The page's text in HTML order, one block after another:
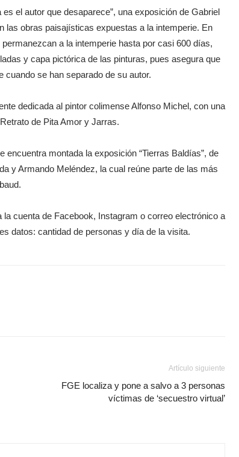
el autor que desaparece”, una exposición de Gabriel
las obras paisajísticas expuestas a la intemperie. En
a la intemperie hasta por casi 600 días,
y capa pictórica de las pinturas, pues asegura que
cuando se han separado de su autor.
dedicada al pintor colimense Alfonso Michel, con una
de Pita Amor y Jarras.
montada la exposición “Tierras Baldías”, de
y Armando Meléndez, la cual reúne parte de las más
cuenta de Facebook, Instagram o correo electrónico a
datos: cantidad de personas y día de la visita.
Artículo siguiente
FGE localiza y pone a salvo a 3 personas
víctimas de ‘secuestro virtual’